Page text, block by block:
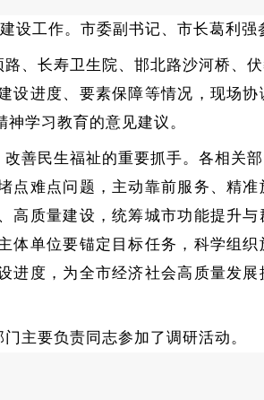
设工作。市委副书记、市长葛利强
、长寿卫生院、邯北路沙河桥、
设进度、要素保障等情况，现场
学习教育的意见建议。
善民生福祉的重要抓手。各相关
点难点问题，主动靠前服务、精
高质量建设，统筹城市功能提升
体单位要锚定目标任务，科学组
进度，为全市经济社会高质量发
主要负责同志参加了调研活动。